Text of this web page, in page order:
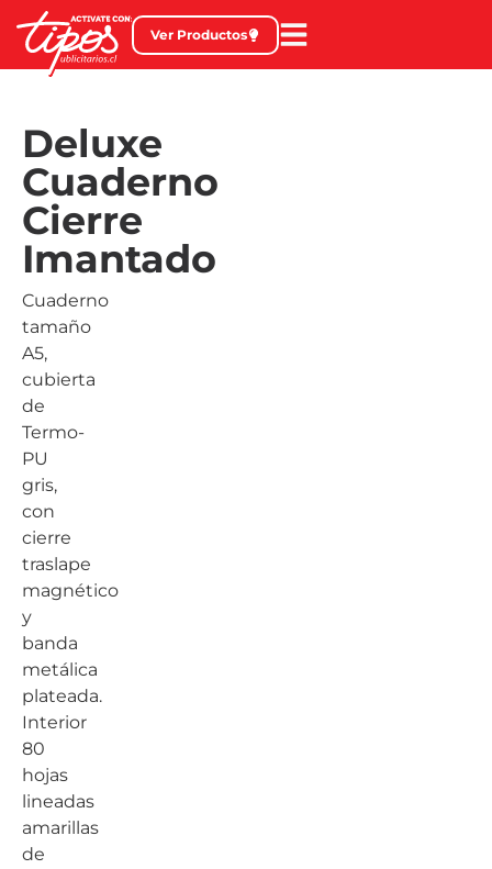
Ver Productos
Deluxe
Cuaderno
Cierre
Imantado
Cuaderno
tamaño
A5,
cubierta
de
Termo-
PU
gris,
con
cierre
traslape
magnético
y
banda
metálica
plateada.
Interior
80
hojas
lineadas
amarillas
de